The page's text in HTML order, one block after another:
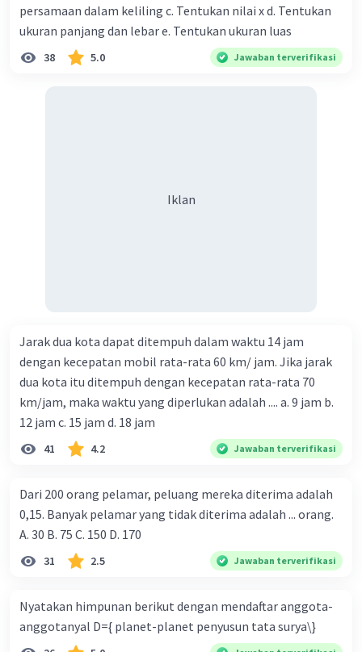
Beri Rating ·5.0(1) Balas
persamaan dalam keliling c. Tentukan nilai x d. Tentukan
ukuran panjang dan lebar e. Tentukan ukuran luas
38 5.0 Jawaban terverifikasi
Iklan
Jarak dua kota dapat ditempuh dalam waktu 14 jam
dengan kecepatan mobil rata-rata 60 km/ jam. Jika jarak
dua kota itu ditempuh dengan kecepatan rata-rata 70
km/jam, maka waktu yang diperlukan adalah .... a. 9 jam b.
12 jam c. 15 jam d. 18 jam
41 4.2 Jawaban terverifikasi
Dari 200 orang pelamar, peluang mereka diterima adalah
0,15. Banyak pelamar yang tidak diterima adalah ... orang.
A. 30 B. 75 C. 150 D. 170
31 2.5 Jawaban terverifikasi
Nyatakan himpunan berikut dengan mendaftar anggota-
anggotanyal D={ planet-planet penyusun tata surya\}